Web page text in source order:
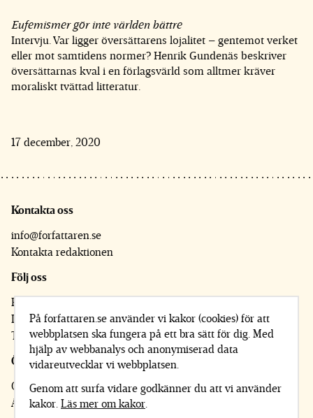
Eufemismer gör inte världen bättre
Intervju. Var ligger översättarens lojalitet – gentemot verket
eller mot samtidens normer? Henrik Gundenäs beskriver
översättarnas kval i en förlagsvärld som alltmer kräver
moraliskt tvättad litteratur.
17 december, 2020
Kontakta oss
info@forfattaren.se
Kontakta redaktionen
Följ oss
Facebook
Instagram
Twitter
Övrigt
Om Författaren
Annonsera
På forfattaren.se använder vi kakor (cookies) för att
webbplatsen ska fungera på ett bra sätt för dig. Med
hjälp av webbanalys och anonymiserad data
vidareutvecklar vi webbplatsen.
Genom att surfa vidare godkänner du att vi använder
kakor. Läs mer om kakor.